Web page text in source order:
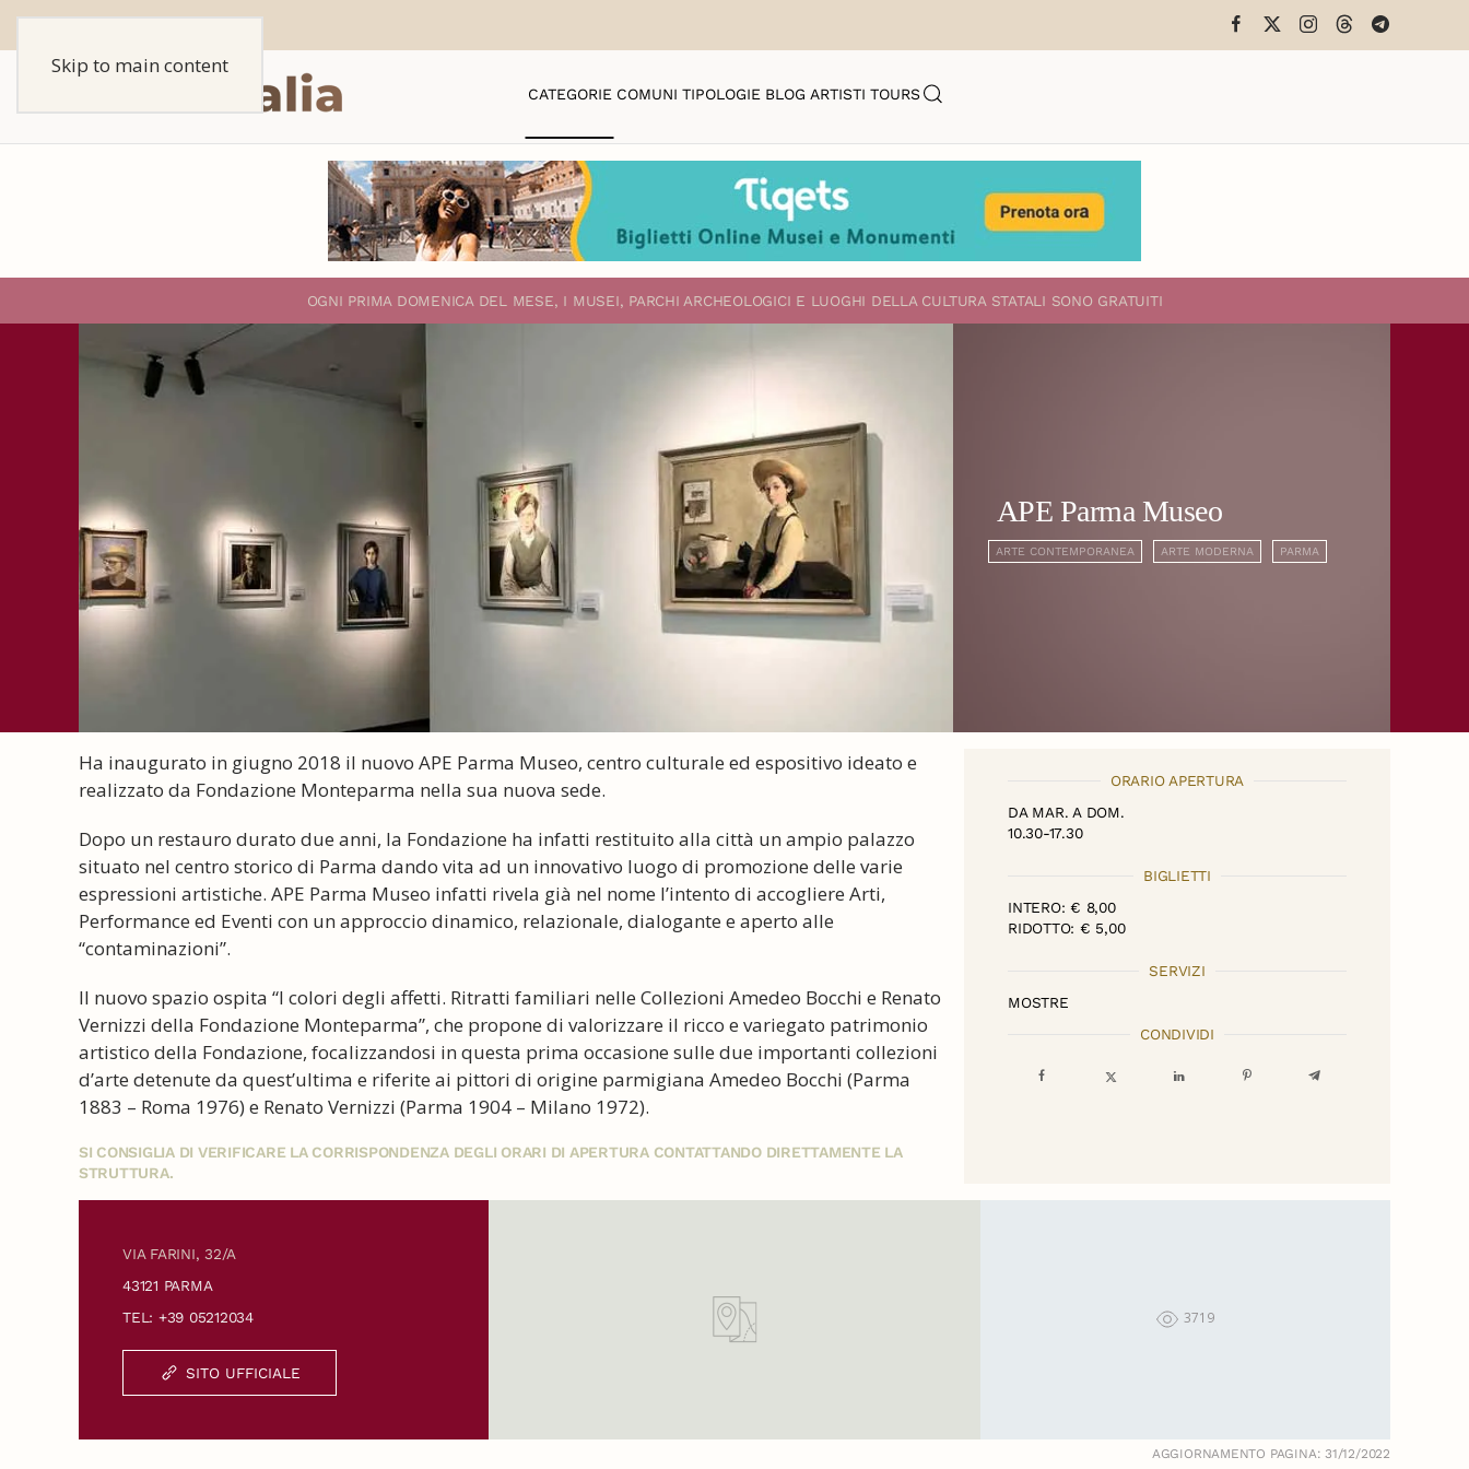
Skip to main content
CATEGORIE COMUNI TIPOLOGIE BLOG ARTISTI TOURS
OGNI PRIMA DOMENICA DEL MESE, I MUSEI, PARCHI ARCHEOLOGICI E LUOGHI DELLA CULTURA STATALI SONO GRATUITI
APE Parma Museo
ARTE CONTEMPORANEA ARTE MODERNA PARMA
Ha inaugurato in giugno 2018 il nuovo APE Parma Museo, centro culturale ed espositivo ideato e
realizzato da Fondazione Monteparma nella sua nuova sede.
Dopo un restauro durato due anni, la Fondazione ha infatti restituito alla città un ampio palazzo
situato nel centro storico di Parma dando vita ad un innovativo luogo di promozione delle varie
espressioni artistiche. APE Parma Museo infatti rivela già nel nome l’intento di accogliere Arti,
Performance ed Eventi con un approccio dinamico, relazionale, dialogante e aperto alle
“contaminazioni”.
Il nuovo spazio ospita “I colori degli affetti. Ritratti familiari nelle Collezioni Amedeo Bocchi e Renato
Vernizzi della Fondazione Monteparma”, che propone di valorizzare il ricco e variegato patrimonio
artistico della Fondazione, focalizzandosi in questa prima occasione sulle due importanti collezioni
d’arte detenute da quest’ultima e riferite ai pittori di origine parmigiana Amedeo Bocchi (Parma
1883 – Roma 1976) e Renato Vernizzi (Parma 1904 – Milano 1972).
SI CONSIGLIA DI VERIFICARE LA CORRISPONDENZA DEGLI ORARI DI APERTURA CONTATTANDO DIRETTAMENTE LA
STRUTTURA.
ORARIO APERTURA
DA MAR. A DOM.
10.30-17.30
BIGLIETTI
INTERO: € 8,00
RIDOTTO: € 5,00
SERVIZI
MOSTRE
CONDIVIDI
VIA FARINI, 32/A
43121 PARMA
TEL: +39 05212034
SITO UFFICIALE
3719
AGGIORNAMENTO PAGINA: 31/12/2022